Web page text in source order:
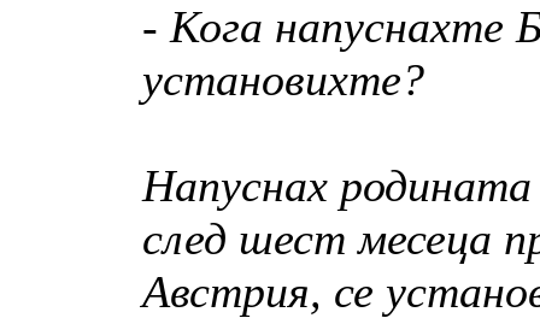
- Кога напуснахте
установихте?
Напуснах родината
след шест месеца
Австрия, се